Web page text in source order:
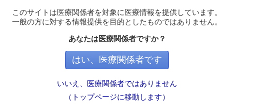
7.3円
精神・神経系 ＞
リン系解熱鎮痛薬(配合剤を含む)
場合はメーカー希望小売価格
品/基礎的医薬品等＞後発品（ジェネリック）＞一般薬（OTC）の順に表示し、
的医薬品等の中では一般名の50音順で並びます
このサイトは医療関係者を対象に医療情報を提供しています。
一般の方に対する情報提供を目的としたものではありません。
あなたは医療関係者ですか？
はい、医療関係者です
いいえ、医療関係者ではありません
（トップページに移動します）